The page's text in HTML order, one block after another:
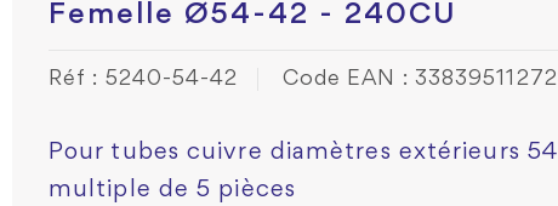
Femelle Ø54-42 - 240CU
Réf : 5240-54-42 Code EAN :
Pour tubes cuivre diamètres extérieurs
multiple de 5 pièces